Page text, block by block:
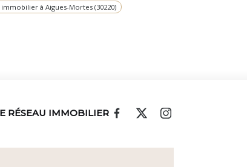
à Aigues-Mortes (30220)
RÉSEAU IMMOBILIER